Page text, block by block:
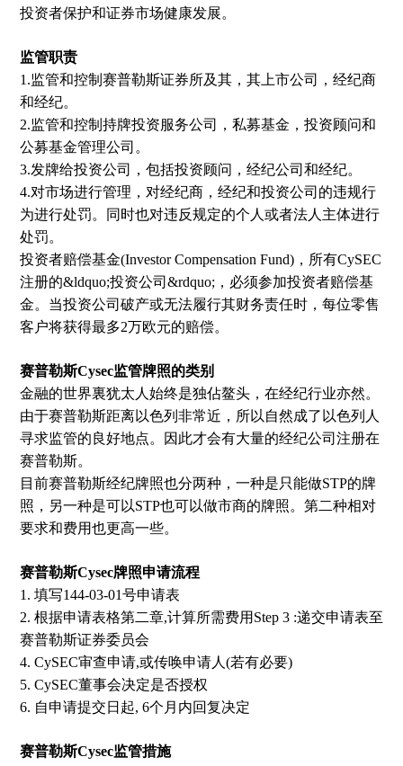
投资者保护和证券市场健康发展。
监管职责
1.监管和控制赛普勒斯证券所及其，其上市公司，经纪商
和经纪。
2.监管和控制持牌投资服务公司，私募基金，投资顾问和
公募基金管理公司。
3.发牌给投资公司，包括投资顾问，经纪公司和经纪。
4.对市场进行管理，对经纪商，经纪和投资公司的违规行
为进行处罚。同时也对违反规定的个人或者法人主体进行
处罚。
投资者赔偿基金(Investor Compensation Fund)，所有CySEC
注册的&ldquo;投资公司&rdquo;，必须参加投资者赔偿基
金。当投资公司破产或无法履行其财务责任时，每位零售
客户将获得最多2万欧元的赔偿。
赛普勒斯Cysec监管牌照的类别
金融的世界裏犹太人始终是独佔鳌头，在经纪行业亦然。
由于赛普勒斯距离以色列非常近，所以自然成了以色列人
寻求监管的良好地点。因此才会有大量的经纪公司注册在
赛普勒斯。
目前赛普勒斯经纪牌照也分两种，一种是只能做STP的牌
照，另一种是可以STP也可以做市商的牌照。第二种相对
要求和费用也更高一些。
赛普勒斯Cysec牌照申请流程
1. 填写144-03-01号申请表
2. 根据申请表格第二章,计算所需费用Step 3 :递交申请表至
赛普勒斯证券委员会
4. CySEC审查申请,或传唤申请人(若有必要)
5. CySEC董事会决定是否授权
6. 自申请提交日起, 6个月内回复决定
赛普勒斯Cysec监管措施